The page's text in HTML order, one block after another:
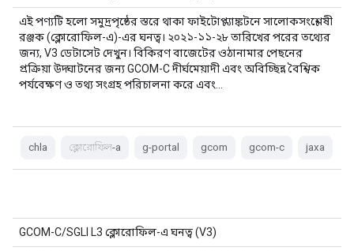
এই পণ্যটি হলো সমুদ্রপৃষ্ঠের স্তরে থাকা ফাইটোপ্ল্যাঙ্কটনে সালোকসংশ্লেষী
রঞ্জক (ক্লোরোফিল-এ)-এর ঘনত্ব। ২০২১-১১-২৮ তারিখের পরের তথ্যের
জন্য, V3 ডেটাসেট দেখুন। বিকিরণ বাজেটের ওঠানামার পেছনের
প্রক্রিয়া উদ্ঘাটনের জন্য GCOM-C দীর্ঘমেয়াদী এবং অবিচ্ছিন্ন বৈশ্বিক
পর্যবেক্ষণ ও তথ্য সংগ্রহ পরিচালনা করে এবং…
chla ক্লোরোফিল-a g-portal gcom gcom-c jaxa
GCOM-C/SGLI L3 ক্লোরোফিল-এ ঘনত্ব (V3)